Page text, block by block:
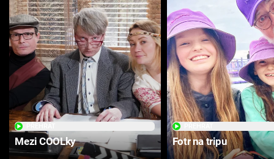
Mezi COOLky Fotr na tripu